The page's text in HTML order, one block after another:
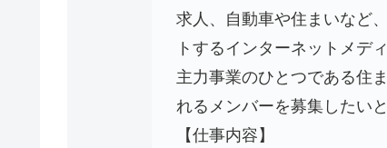
求人、自動車や住まいなど
トするインターネットメデ
主力事業のひとつである住
れるメンバーを募集したい
【仕事内容】